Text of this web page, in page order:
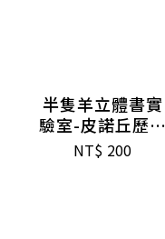
半隻羊立體書實
驗室-皮諾丘歷險
記-材料包
NT$ 200